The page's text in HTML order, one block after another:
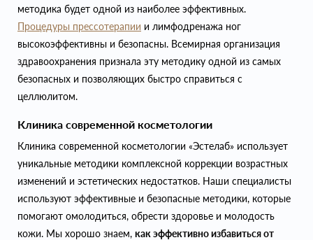
методика будет одной из наиболее эффективных.
Процедуры прессотерапии и лимфодренажа ног
высокоэффективны и безопасны. Всемирная организация
здравоохранения признала эту методику одной из самых
безопасных и позволяющих быстро справиться с
целлюлитом.
Клиника современной косметологии
Клиника современной косметологии «Эстелаб» использует
уникальные методики комплексной коррекции возрастных
изменений и эстетических недостатков. Наши специалисты
используют эффективные и безопасные методики, которые
помогают омолодиться, обрести здоровье и молодость
кожи. Мы хорошо знаем, как эффективно избавиться от